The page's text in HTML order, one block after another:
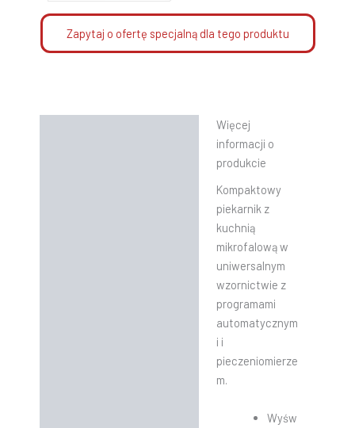
Zapytaj o ofertę specjalną dla tego produktu
Więcej
informacji o
produkcie
Kompaktowy
piekarnik z
kuchnią
mikrofalową w
uniwersalnym
wzornictwie z
programami
automatycznym
i i
pieczeniomierze
m.
Wyśw